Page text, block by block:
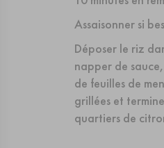
Assaisonner si
Déposer le riz
napper de
de feuilles de
grillées et
quartiers de